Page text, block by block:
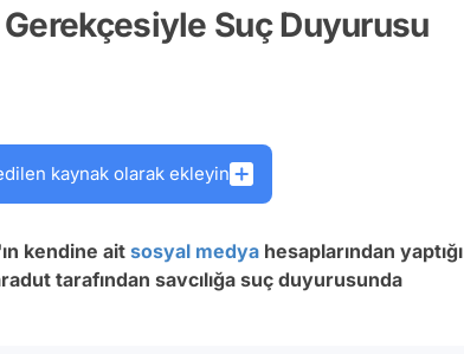
Gerekçesiyle Suç Duyurusu
kaynak olarak ekleyin
kendine aitsosyal medya hesaplarından yaptığı
tarafından savcılığa suç duyurusunda